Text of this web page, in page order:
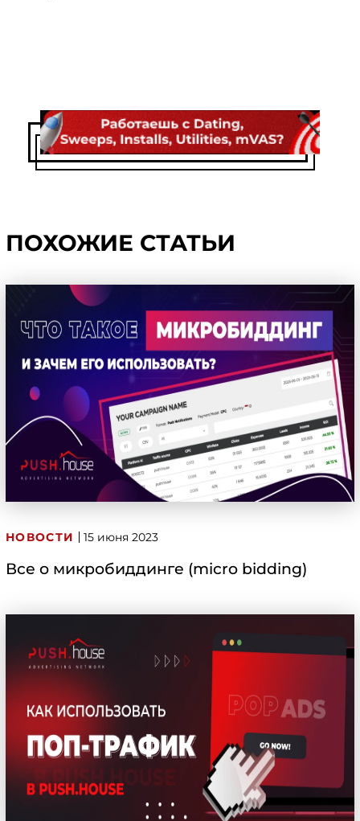
ПОХОЖИЕ СТАТЬИ
НОВОСТИ 15 июня 2023
Все о микробиддинге (micro bidding)